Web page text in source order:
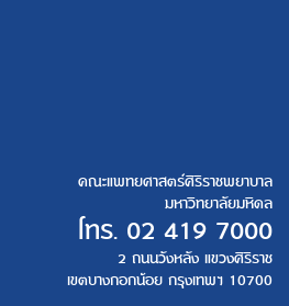
คณะแพทยศาสตร์ศิริราชพยาบาล
มหาวิทยาลัยมหิดล
โทร. 02 419 7000
2 ถนนวังหลัง แขวงศิริราช
เขตบางกอกน้อย กรุงเทพฯ 10700